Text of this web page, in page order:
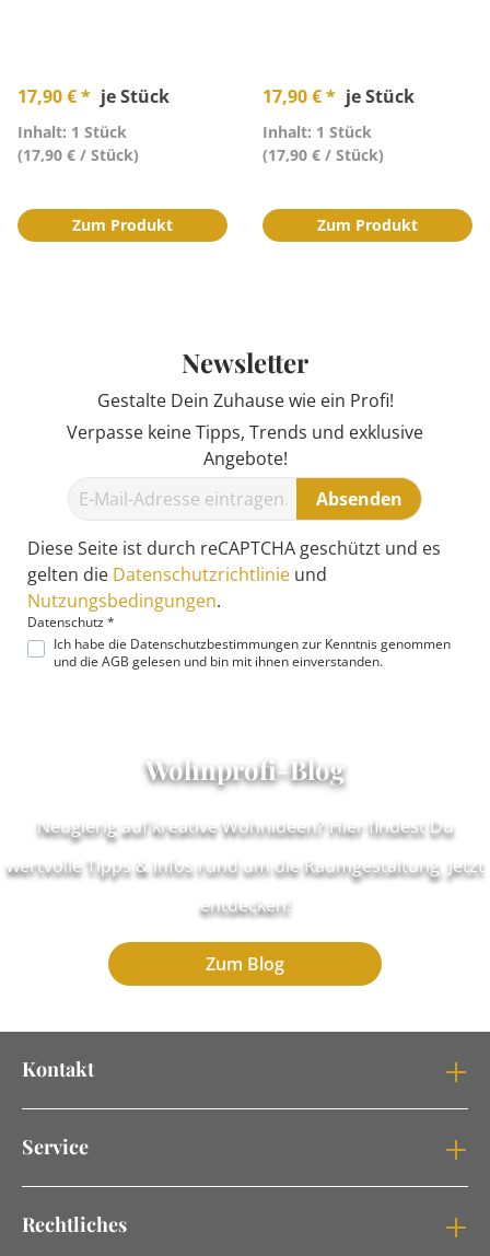
17,90 € * je Stück
Inhalt: 1 Stück
(17,90 € / Stück)
Zum Produkt
17,90 € * je Stück
Inhalt: 1 Stück
(17,90 € / Stück)
Zum Produkt
Newsletter
Gestalte Dein Zuhause wie ein Profi!
Verpasse keine Tipps, Trends und exklusive
Angebote!
Absenden
Diese Seite ist durch reCAPTCHA geschützt und es
gelten die Datenschutzrichtlinie und
Nutzungsbedingungen.
Datenschutz *
Ich habe die Datenschutzbestimmungenzur Kenntnis genommen
und die AGB gelesen und bin mit ihnen einverstanden.
Wohnprofi-Blog
Neugierig auf kreative Wohnideen? Hier findest Du
wertvolle Tipps & Infos rund um die Raumgestaltung. Jetzt
entdecken!
Zum Blog
Kontakt
Service
Rechtliches